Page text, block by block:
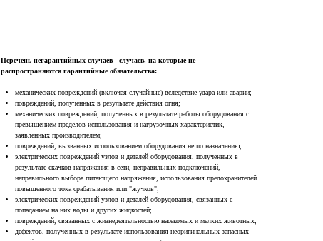
Publishing
Перечень негарантийных случаев - случаев, на которые не
распространяются гарантийные обязательства:
механических повреждений (включая случайные) вследствие удара или аварии;
повреждений, полученных в результате действия огня;
механических повреждений, полученных в результате работы оборудования с
превышением пределов использования и нагрузочных характеристик,
заявленных производителем;
повреждений, вызванных использованием оборудования не по назначению;
электрических повреждений узлов и деталей оборудования, полученных в
результате скачков напряжения в сети, неправильных подключений,
неправильного выбора питающего напряжения, использования предохранителей
повышенного тока срабатывания или "жучков";
электрических повреждений узлов и деталей оборудования, связанных с
попаданием на них воды и других жидкостей;
повреждений, связанных с жизнедеятельностью насекомых и мелких животных;
дефектов, полученных в результате использования неоригинальных запасных